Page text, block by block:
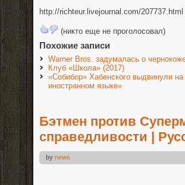
http://richteur.livejournal.com/207737.html
(никто еще не проголосовал)
Похожие записи
Warner Bros. задумалась о
Клуб «Школа» (2017)
«Собибор» Хабенского выдвинули
иностранном языке»
Бэтмен против
справедливости |
by news